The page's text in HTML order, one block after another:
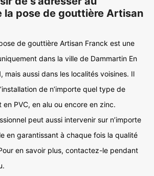
la pose de gouttière Artisan
de gouttière Artisan Franck est une
dans la ville de Dammartin En
mais aussi dans les localités voisines. Il
de n’importe quel type de
en PVC, en alu ou encore en zinc.
peut aussi intervenir sur n’importe
en garantissant à chaque fois la qualité
en savoir plus, contactez-le pendant